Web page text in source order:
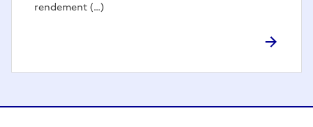
rendement (…)